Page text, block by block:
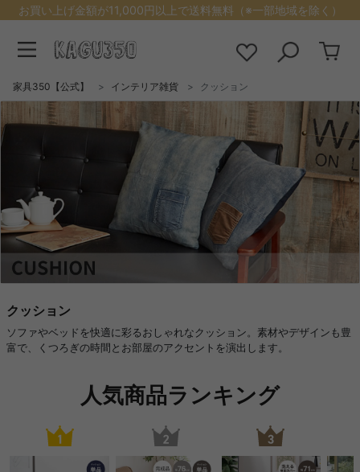
お買い上げ金額が11,000円以上で送料無料（※一部地域を除く）
家具350【公式】 インテリア雑貨 クッション
クッション
ソファやベッドを快適に彩るおしゃれなクッション。素材やデザインも豊
富で、くつろぎの時間とお部屋のアクセントを演出します。
人気商品ランキング